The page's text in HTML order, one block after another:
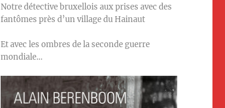
Notre détective bruxellois aux prises avec des
fantômes près d’un village du Hainaut
Et avec les ombres de la seconde guerre
mondiale…